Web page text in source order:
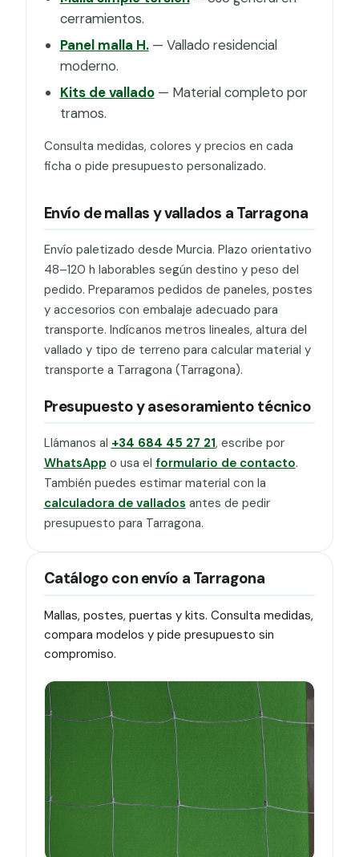
cerramientos.
Panel malla H.— Vallado residencial
moderno.
Kits de vallado— Material completo por
tramos.
Consulta medidas, colores y precios en cada
ficha o pide presupuesto personalizado.
Envío de mallas y vallados a Tarragona
Envío paletizado desde Murcia. Plazo orientativo
48–120 h laborables según destino y peso del
pedido. Preparamos pedidos de paneles, postes
y accesorios con embalaje adecuado para
transporte. Indícanos metros lineales, altura del
vallado y tipo de terreno para calcular material y
transporte a Tarragona (Tarragona).
Presupuesto y asesoramiento técnico
Llámanos al +34 684 45 27 21, escribe por
WhatsApp o usa el formulario de contacto.
También puedes estimar material con la
calculadora de vallados antes de pedir
presupuesto para Tarragona.
Catálogo con envío a Tarragona
Mallas, postes, puertas y kits. Consulta medidas,
compara modelos y pide presupuesto sin
compromiso.